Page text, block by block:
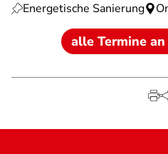
Energetische Sanierung
alle Termine